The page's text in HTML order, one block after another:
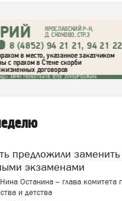
экзаменами
Останина – глава
и детства